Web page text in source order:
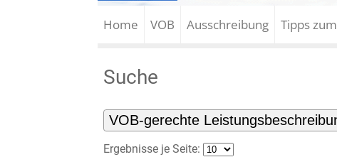
Home VOB Ausschreibung Tipps
Suche
Ergebnisse je Seite: